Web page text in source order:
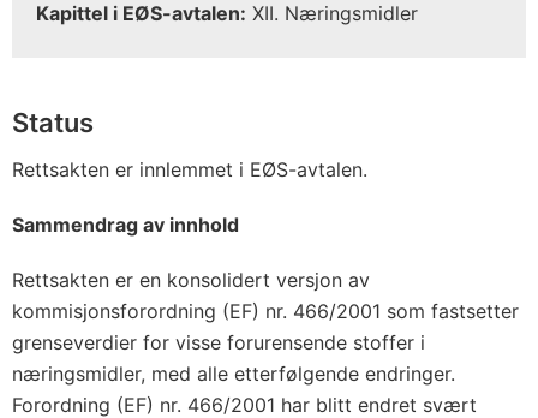
Kapittel i EØS-avtalen: XII. Næringsmidler
Status
Rettsakten er innlemmet i EØS-avtalen.
Sammendrag av innhold
Rettsakten er en konsolidert versjon av
kommisjonsforordning (EF) nr. 466/2001 som fastsetter
grenseverdier for visse forurensende stoffer i
næringsmidler, med alle etterfølgende endringer.
Forordning (EF) nr. 466/2001 har blitt endret svært